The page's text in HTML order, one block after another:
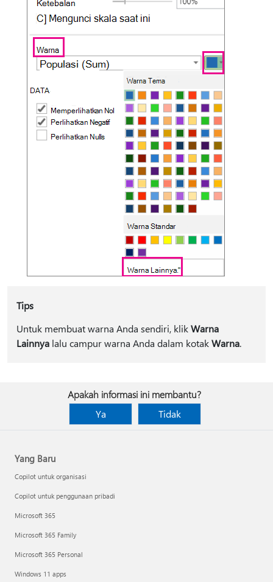
Tips
Untuk membuat warna Anda sendiri, klikWarna
Lainnyalalu campur warna Anda dalam kotakWarna.
Apakah informasi ini membantu?
Ya
Tidak
Yang Baru
Copilot untuk organisasi
Copilot untuk penggunaan pribadi
Microsoft 365
Microsoft 365 Family
Microsoft 365 Personal
Windows 11 apps